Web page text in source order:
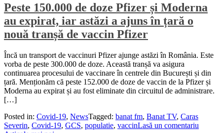
Peste 150.000 de doze Pfizer și Moderna
au expirat, iar astăzi a ajuns în țară o
nouă tranșă de vaccin Pfizer
Încă un transport de vaccinuri Pfizer ajunge astăzi în România. Este
vorba de peste 300.000 de doze. Această tranșă va asigura
continuarea procesului de vaccinare în centrele din București și din
țară. Menționăm că peste 152.000 de doze de vaccin de la Pfizer și
Moderna au expirat și au fost eliminate din circuitul de administrare.
[…]
Posted in: Covid-19, NewsTagged: banat fm, Banat TV, Caras
Severin, Covid-19, GCS, populatie, vaccinLasă un comentariu